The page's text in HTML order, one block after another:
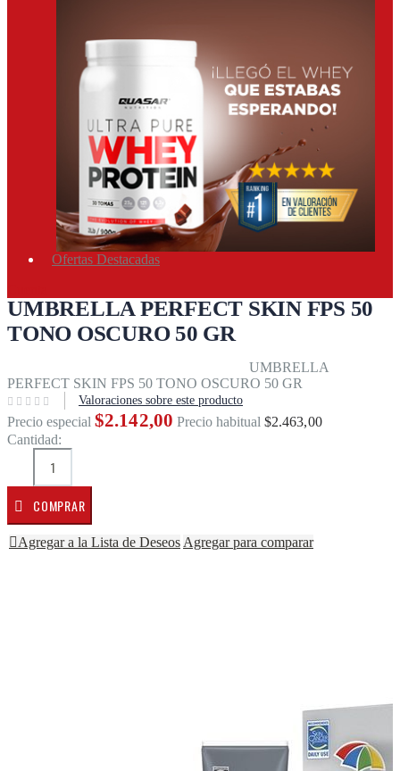
Ofertas Destacadas
UMBRELLA PERFECT SKIN FPS 50
TONO OSCURO 50 GR
UMBRELLA
PERFECT SKIN FPS 50 TONO OSCURO 50 GR
Valoraciones sobre este producto
Precio especial $2.142,00 Precio habitual $2.463,00
Cantidad:
COMPRAR
Agregar a la Lista de Deseos Agregar para comparar